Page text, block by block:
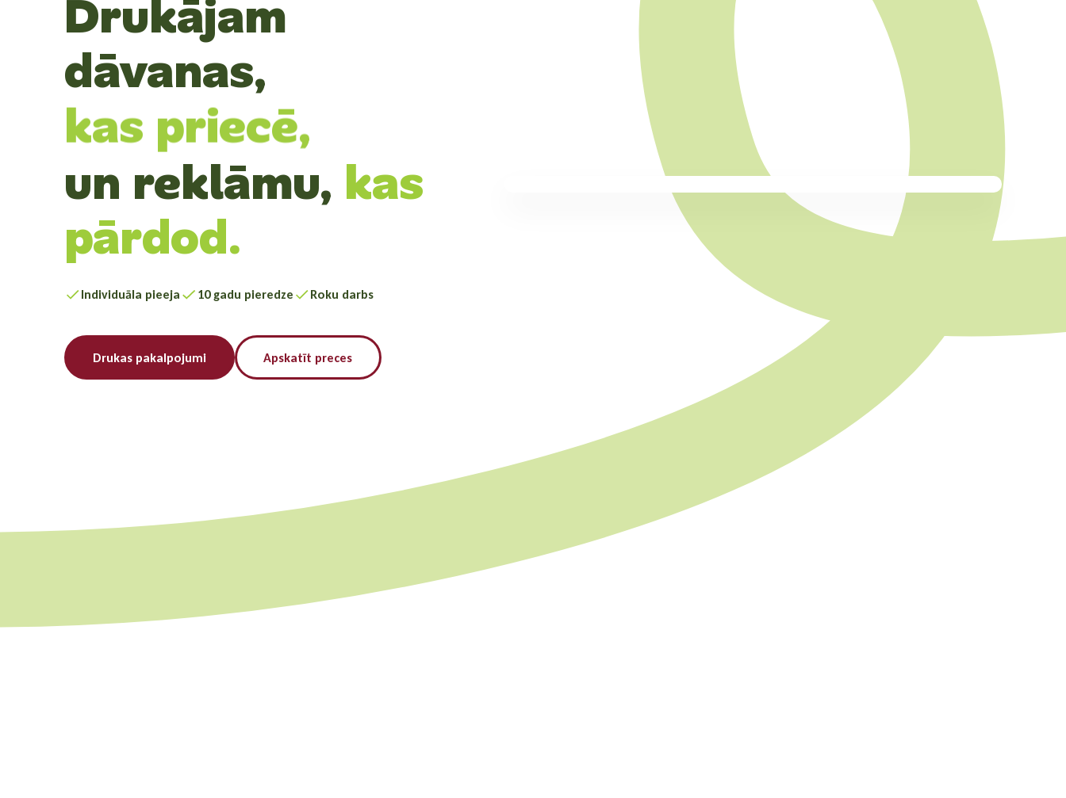
Drukājam
dāvanas,
kas priecē,
un reklāmu, kas
pārdod.
Individuāla pieeja 10 gadu pieredze Roku darbs
Drukas pakalpojumi Apskatīt preces